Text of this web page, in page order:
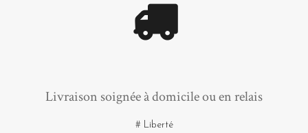
Livraison soignée à domicile ou en relais
# Liberté